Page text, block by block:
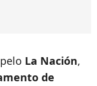
La Nación,
de